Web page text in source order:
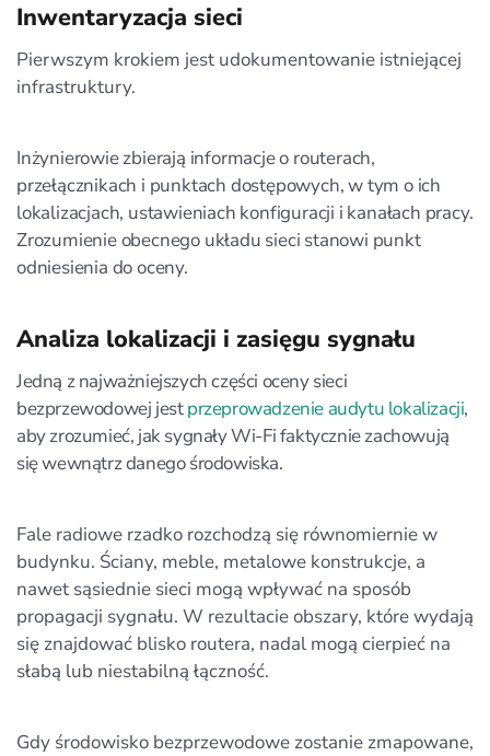
Inwentaryzacja sieci
Pierwszym krokiem jest udokumentowanie istniejącej
infrastruktury.
Inżynierowie zbierają informacje o routerach,
przełącznikach i punktach dostępowych, w tym o ich
lokalizacjach, ustawieniach konfiguracji i kanałach pracy.
Zrozumienie obecnego układu sieci stanowi punkt
odniesienia do oceny.
Analiza lokalizacji i zasięgu sygnału
Jedną z najważniejszych części oceny sieci
bezprzewodowej jestprzeprowadzenie audytu lokalizacji,
aby zrozumieć, jak sygnały Wi‑Fi faktycznie zachowują
się wewnątrz danego środowiska.
Fale radiowe rzadko rozchodzą się równomiernie w
budynku. Ściany, meble, metalowe konstrukcje, a
nawet sąsiednie sieci mogą wpływać na sposób
propagacji sygnału. W rezultacie obszary, które wydają
się znajdować blisko routera, nadal mogą cierpieć na
słabą lub niestabilną łączność.
Gdy środowisko bezprzewodowe zostanie zmapowane,